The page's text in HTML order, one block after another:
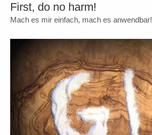
First, do no harm!
Mach es mir einfach, mach es anwendbar!